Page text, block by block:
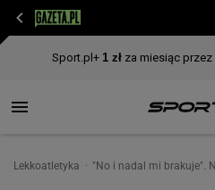
Lekkoatletyka "No i nadal mi brakuje".